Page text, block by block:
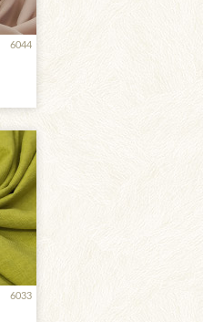
6044
6033